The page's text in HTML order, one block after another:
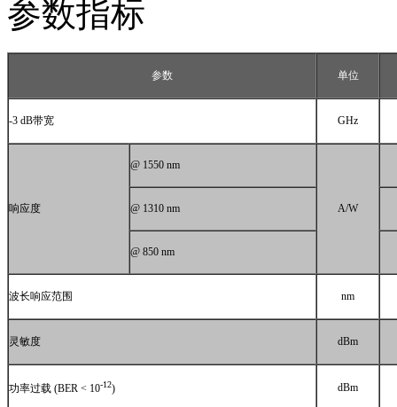
参数指标
参数 单位
-3 dB带宽 GHz
响应度
@ 1550 nm
A/W
@ 1310 nm
@ 850 nm
波长响应范围 nm
灵敏度 dBm
功率过载 (BER < 10-12) dBm